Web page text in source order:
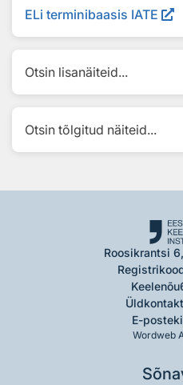
ELi terminibaasis IATE
Otsin lisanäiteid...
Otsin tõlgitud näiteid...
Roosikrantsi
Keelenõu
Üldkontakt
E-post
Wordweb